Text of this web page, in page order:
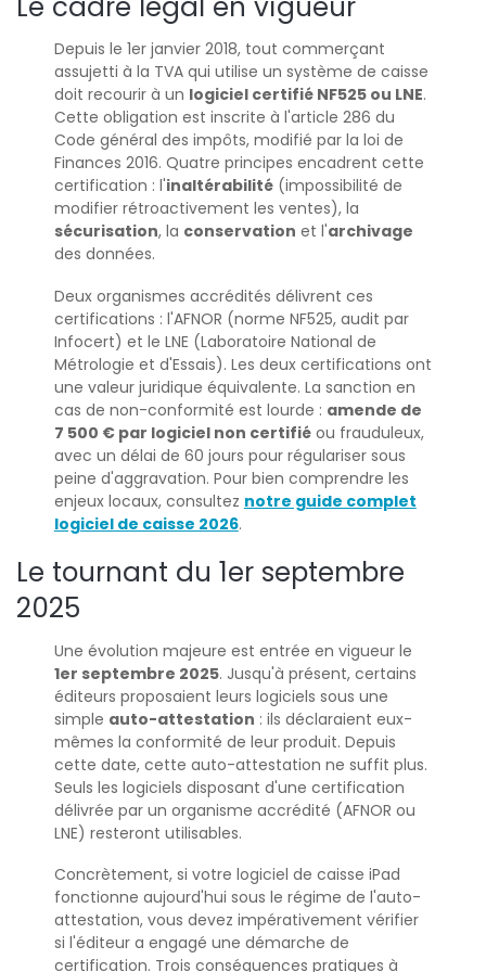
Depuis le 1er janvier 2018, tout commerçant
assujetti à la TVA qui utilise un système de caisse
doit recourir à un logiciel certifié NF525 ou LNE.
Cette obligation est inscrite à l'article 286 du
Code général des impôts, modifié par la loi de
Finances 2016. Quatre principes encadrent cette
certification : l'inaltérabilité(impossibilité de
modifier rétroactivement les ventes), la
sécurisation, la conservation et l'archivage
des données.
Deux organismes accrédités délivrent ces
certifications : l'AFNOR (norme NF525, audit par
Infocert) et le LNE (Laboratoire National de
Métrologie et d'Essais). Les deux certifications ont
une valeur juridique équivalente. La sanction en
cas de non-conformité est lourde : amende de
7 500 € par logiciel non certifiéou frauduleux,
avec un délai de 60 jours pour régulariser sous
peine d'aggravation. Pour bien comprendre les
enjeux locaux, consultez notre guide complet
logiciel de caisse 2026.
Le tournant du 1er septembre
2025
Une évolution majeure est entrée en vigueur le
1er septembre 2025. Jusqu'à présent, certains
éditeurs proposaient leurs logiciels sous une
simple auto-attestation : ils déclaraient eux-
mêmes la conformité de leur produit. Depuis
cette date, cette auto-attestation ne suffit plus.
Seuls les logiciels disposant d'une certification
délivrée par un organisme accrédité (AFNOR ou
LNE) resteront utilisables.
Concrètement, si votre logiciel de caisse iPad
fonctionne aujourd'hui sous le régime de l'auto-
attestation, vous devez impérativement vérifier
si l'éditeur a engagé une démarche de
certification. Trois conséquences pratiques à